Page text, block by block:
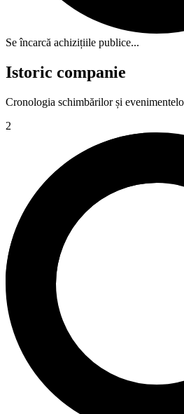
Se încarcă achizițiile publice...
Istoric companie
Cronologia schimbărilor și
2